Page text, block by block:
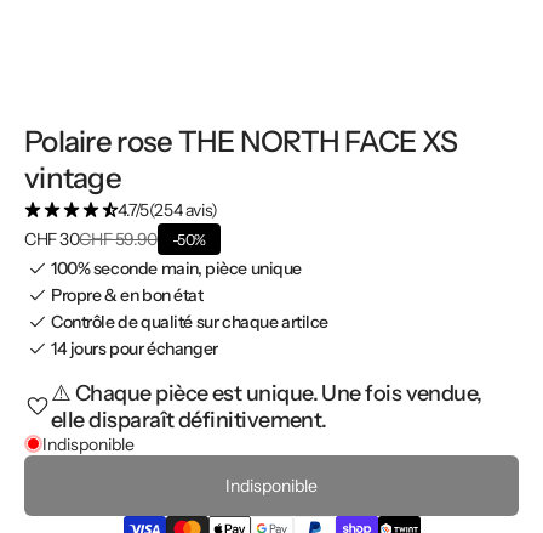
Polaire rose THE NORTH FACE XS
vintage
4.7/5(254 avis)
CHF 30CHF 59.90 -50%
100% seconde main, pièce unique
Propre & en bon état
Contrôle de qualité sur chaque artilce
14 jours pour échanger
⚠️ Chaque pièce est unique. Une fois vendue,
elle disparaît définitivement.
Indisponible
Indisponible